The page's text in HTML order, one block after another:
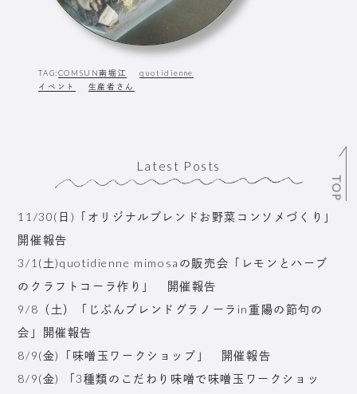
TAG:COMSUN南堀江
quotidienne
イベント
生産者さん
Latest Posts
11/30(日)「オリジナルブレンドお野菜コンソメづくり」
開催報告
3/1(土)quotidienne mimosaの販売会「レモンとハーブ
のクラフトコーラ作り」 開催報告
9/8（土）「じぶんブレンドグラノーラin重陽の節句の
会」開催報告
8/9(金)「味噌玉ワークショップ」 開催報告
8/9(金) 「3種類のこだわり味噌で味噌玉ワークショッ
TOP